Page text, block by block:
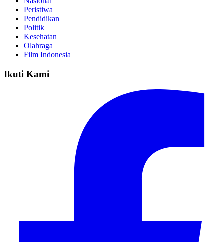
Peristiwa
Pendidikan
Politik
Kesehatan
Olahraga
Film Indonesia
Ikuti Kami